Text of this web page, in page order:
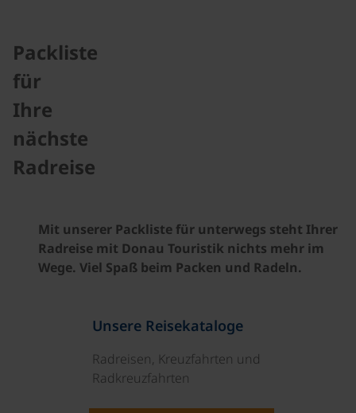
Packliste
für
Ihre
nächste
Radreise
Mit unserer Packliste für unterwegs steht Ihrer
Radreise mit Donau Touristik nichts mehr im
Wege. Viel Spaß beim Packen und Radeln.
Unsere Reisekataloge
Radreisen, Kreuzfahrten und
Radkreuzfahrten